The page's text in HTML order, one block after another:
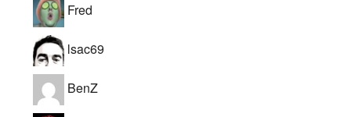
Fred
lsac69
BenZ